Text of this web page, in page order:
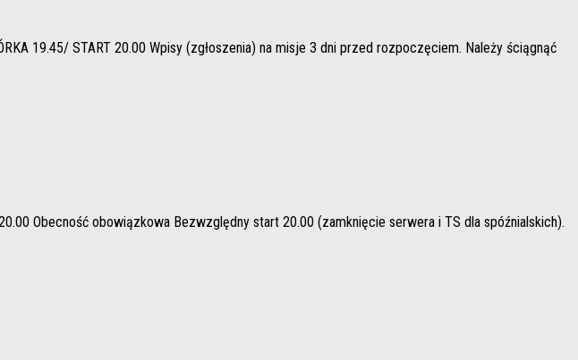
19.45/ START 20.00 Wpisy (zgłoszenia) na misje 3 dni przed rozpoczęciem. Należy ściągnąć
Obecność obowiązkowa Bezwzględny start 20.00 (zamknięcie serwera i TS dla spóźnialskich).